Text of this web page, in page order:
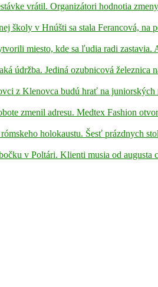
vrátil. Organizátori hodnotia
školy v Hnúšti sa stala Ferancová, na
miesto, kde sa ľudia radi
údržba. Jediná ozubnicová
z Klenovca budú hrať na
zmenil adresu. Medtex Fashion
holokaustu. Šesť prázdnych
v Poltári. Klienti musia od augusta